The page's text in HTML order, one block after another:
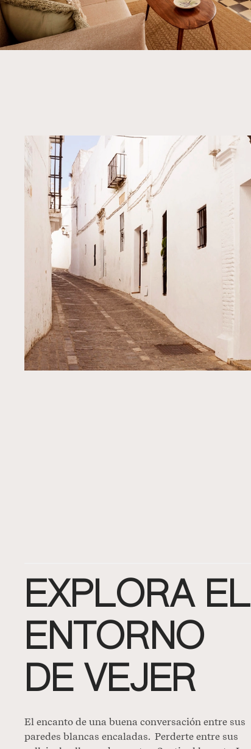
EXPLORA EL
ENTORNO
DE VEJER
El encanto de una buena conversación entre sus
paredes blancas encaladas. Perderte entre sus